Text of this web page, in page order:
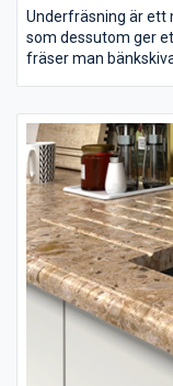
Underfräsning är ett
som dessutom ger
fräser man
leder bort all vätsa